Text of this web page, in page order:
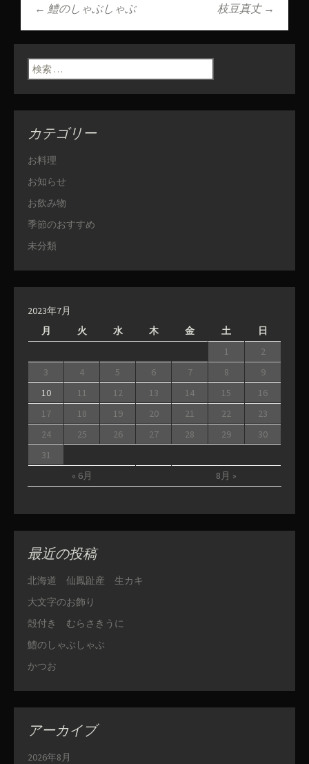
投稿ナビゲーショ
ン
← 鱧のしゃぶしゃぶ 枝豆真丈 →
検索:
カテゴリー
お料理
お知らせ
お飲み物
季節のおすすめ
未分類
2023年7月
月
火 水 木 金 土 日
« 6月 8月 »
1
2
3
4 5 6 7 8
9
10
11 12 13 14 15
16
17
18 19 20 21 22
23
24
25 26 27 28 29
30
31
最近の投稿
北海道 仙鳳趾産 生カキ
大文字のお飾り
殻付き むらさきうに
鱧のしゃぶしゃぶ
かつお
アーカイブ
2026年8月